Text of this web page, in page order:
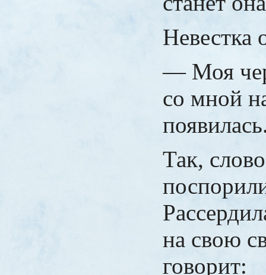
Невестка
— Моя
со мной
Так,
на свою
говорит: